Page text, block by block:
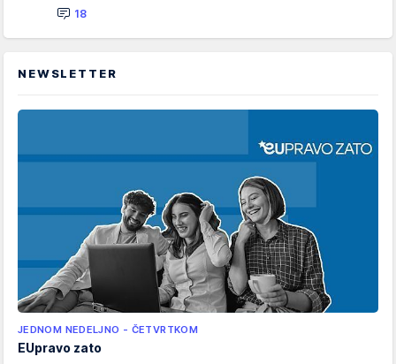
18
NEWSLETTER
JEDNOM NEDELJNO - ČETVRTKOM
EUpravo zato